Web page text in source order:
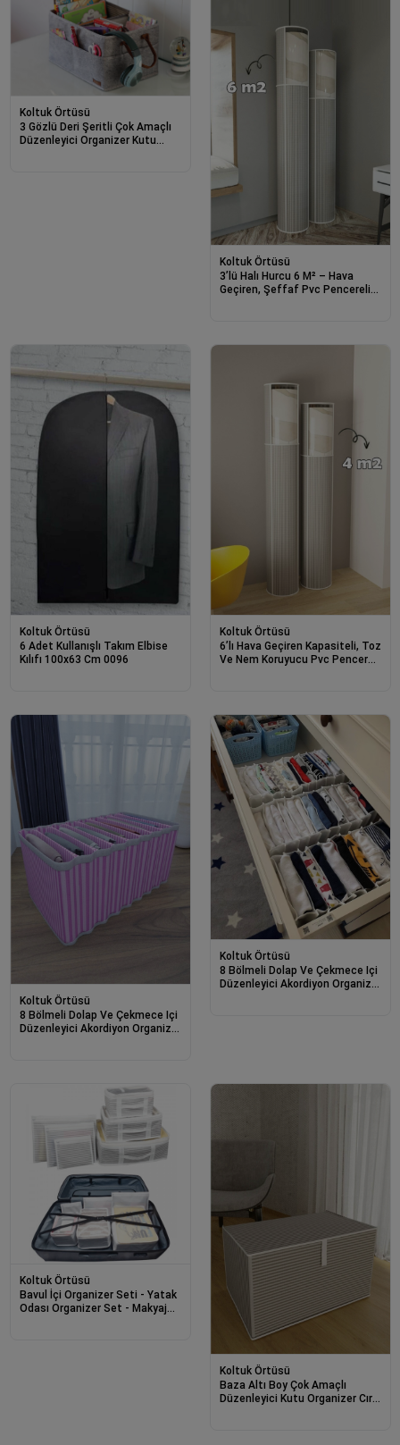
Koltuk Örtüsü
3 Gözlü Deri Şeritli Çok Amaçlı
Düzenleyici Organizer Kutu
Koltuk Örtüsü
3’lü Halı Hurcu 6 M² – Hava
Geçiren, Şeffaf Pvc Pencereli
Koltuk Örtüsü
6 Adet Kullanışlı Takım Elbise
Kılıfı 100x63 Cm 0096
Koltuk Örtüsü
6’lı Hava Geçiren Kapasiteli, Toz
Ve Nem Koruyucu Pvc Pencereli
Koltuk Örtüsü
8 Bölmeli Dolap Ve Çekmece Içi
Düzenleyici Akordiyon Organizer
Koltuk Örtüsü
8 Bölmeli Dolap Ve Çekmece Içi
Düzenleyici Akordiyon Organizer
Koltuk Örtüsü
Bavul İçi Organizer Seti - Yatak
Odası Organizer Set - Makyaj
Koltuk Örtüsü
Baza Altı Boy Çok Amaçlı
Düzenleyici Kutu Organizer Cırt